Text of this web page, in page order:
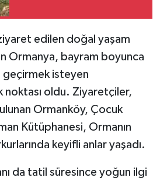
edilen doğal yaşam
Ormanya, bayram boyunca
geçirmek isteyen
noktası oldu. Ziyaretçiler,
Ormanköy, Çocuk
Kütüphanesi, Ormanın
keyifli anlar yaşadı.
da tatil süresince yoğun ilgi